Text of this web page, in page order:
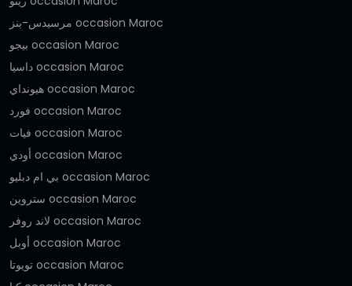
مرسيدس-بنز occasion Maroc
بيجو occasion Maroc
داسيا occasion Maroc
هيونداي occasion Maroc
فورد occasion Maroc
فيات occasion Maroc
أودي occasion Maroc
بي ام دبليو occasion Maroc
ستروين occasion Maroc
لاند روفر occasion Maroc
أوبل occasion Maroc
تويوتا occasion Maroc